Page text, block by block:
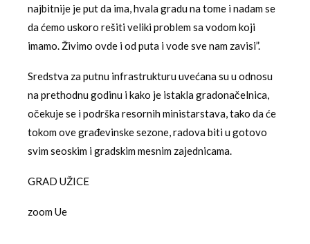
najbitnije je put da ima, hvala gradu na tome i nadam se
da ćemo uskoro rešiti veliki problem sa vodom koji
imamo. Živimo ovde i od puta i vode sve nam zavisi”.
Sredstva za putnu infrastrukturu uvećana su u odnosu
na prethodnu godinu i kako je istakla gradonačelnica,
očekuje se i podrška resornih ministarstava, tako da će
tokom ove građevinske sezone, radova biti u gotovo
svim seoskim i gradskim mesnim zajednicama.
GRAD UŽICE
zoom Ue